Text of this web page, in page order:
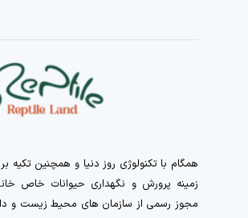
زمینه پرورش و نگهداری حیوانات خاص
مجوز رسمی از سازمان های محیط زیست و